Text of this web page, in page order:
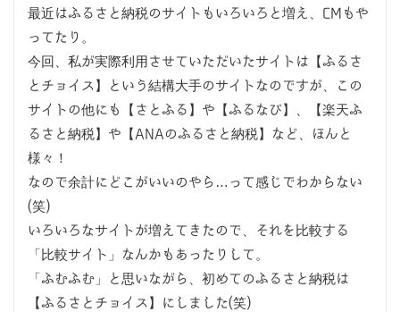
最近はふるさと納税のサイトもいろいろと増え、CMもや
ってたり。
今回、私が実際利用させていただいたサイトは【ふるさ
とチョイス】という結構大手のサイトなのですが、この
サイトの他にも【さとふる】や【ふるなび】、【楽天ふ
るさと納税】や【ANAのふるさと納税】など、ほんと
様々！
なので余計にどこがいいのやら…って感じでわからない
(笑)
いろいろなサイトが増えてきたので、それを比較する
「比較サイト」なんかもあったりして。
「ふむふむ」と思いながら、初めてのふるさと納税は
【ふるさとチョイス】にしました(笑)